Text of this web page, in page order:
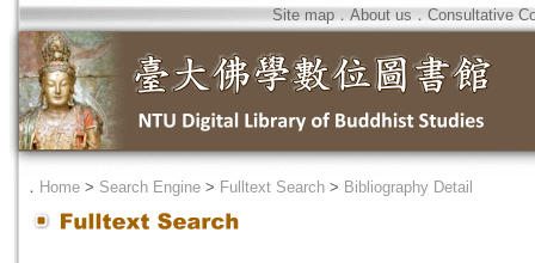
Site map．About us ． Consultative
． Home > Search Engine > Fulltext Search > Bibliography Detail